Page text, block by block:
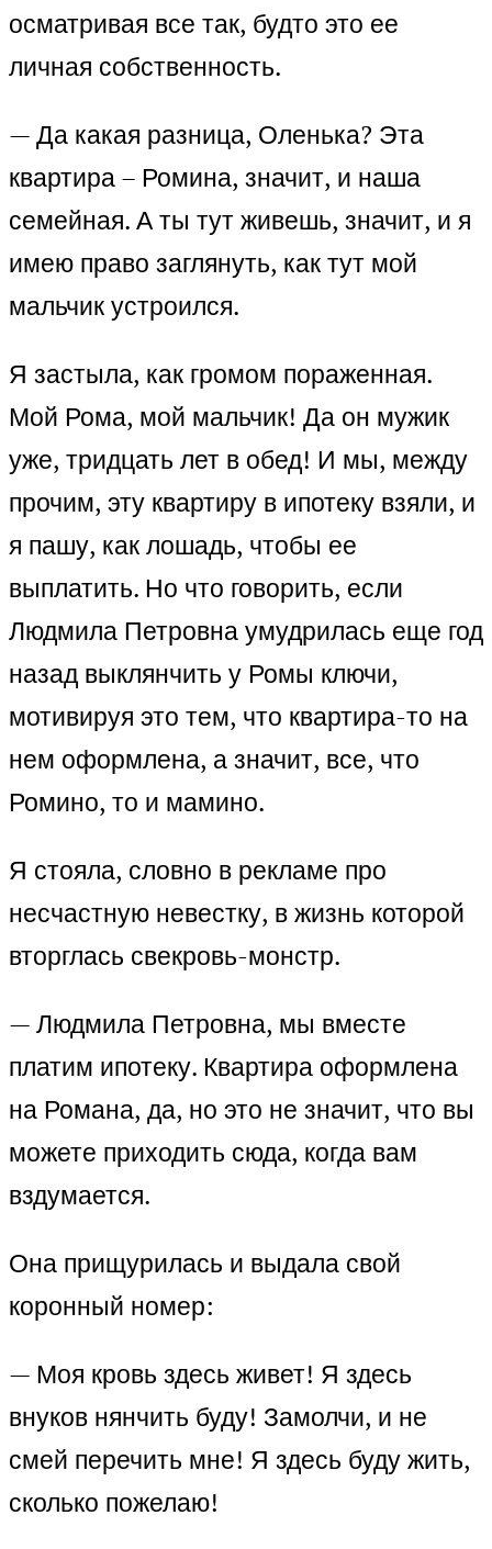
осматривая все так, будто это ее
личная собственность.
— Да какая разница, Оленька? Эта
квартира – Ромина, значит, и наша
семейная. А ты тут живешь, значит, и я
имею право заглянуть, как тут мой
мальчик устроился.
Я застыла, как громом пораженная.
Мой Рома, мой мальчик! Да он мужик
уже, тридцать лет в обед! И мы, между
прочим, эту квартиру в ипотеку взяли, и
я пашу, как лошадь, чтобы ее
выплатить. Но что говорить, если
Людмила Петровна умудрилась еще год
назад выклянчить у Ромы ключи,
мотивируя это тем, что квартира-то на
нем оформлена, а значит, все, что
Ромино, то и мамино.
Я стояла, словно в рекламе про
несчастную невестку, в жизнь которой
вторглась свекровь-монстр.
— Людмила Петровна, мы вместе
платим ипотеку. Квартира оформлена
на Романа, да, но это не значит, что вы
можете приходить сюда, когда вам
вздумается.
Она прищурилась и выдала свой
коронный номер:
— Моя кровь здесь живет! Я здесь
внуков нянчить буду! Замолчи, и не
смей перечить мне! Я здесь буду жить,
сколько пожелаю!